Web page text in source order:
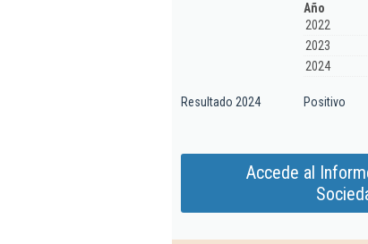
Año
2022
2023
2024
Resultado 2024 Positivo
Accede al